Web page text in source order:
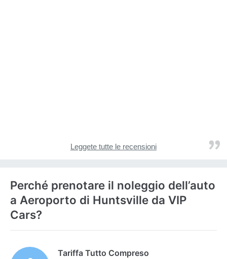
Leggete tutte le recensioni
Perché prenotare il noleggio dell’auto
a Aeroporto di Huntsville da VIP
Cars?
Tariffa Tutto Compreso